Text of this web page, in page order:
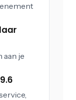
je